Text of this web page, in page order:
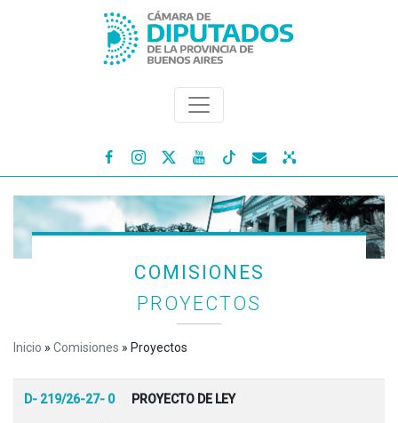
   
COMISIONES
PROYECTOS
Inicio » Comisiones » Proyectos
D- 219/26-27- 0 PROYECTO DE LEY